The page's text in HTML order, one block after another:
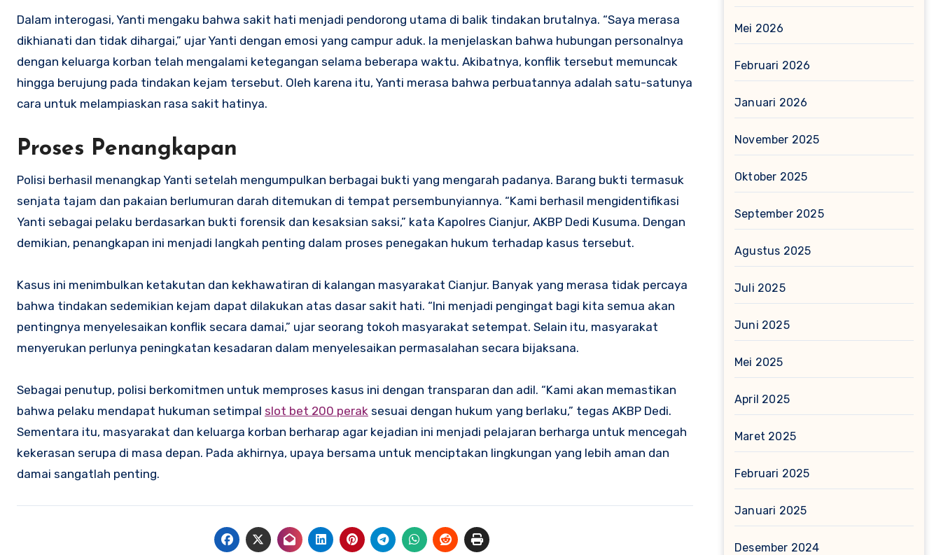
Dalam interogasi, Yanti mengaku bahwa sakit hati menjadi pendorong utama di balik tindakan brutalnya. “Saya merasa
dikhianati dan tidak dihargai,” ujar Yanti dengan emosi yang campur aduk. Ia menjelaskan bahwa hubungan personalnya
dengan keluarga korban telah mengalami ketegangan selama beberapa waktu. Akibatnya, konflik tersebut memuncak
hingga berujung pada tindakan kejam tersebut. Oleh karena itu, Yanti merasa bahwa perbuatannya adalah satu-satunya
cara untuk melampiaskan rasa sakit hatinya.
Proses Penangkapan
Polisi berhasil menangkap Yanti setelah mengumpulkan berbagai bukti yang mengarah padanya. Barang bukti termasuk
senjata tajam dan pakaian berlumuran darah ditemukan di tempat persembunyiannya. “Kami berhasil mengidentifikasi
Yanti sebagai pelaku berdasarkan bukti forensik dan kesaksian saksi,” kata Kapolres Cianjur, AKBP Dedi Kusuma. Dengan
demikian, penangkapan ini menjadi langkah penting dalam proses penegakan hukum terhadap kasus tersebut.
Kasus ini menimbulkan ketakutan dan kekhawatiran di kalangan masyarakat Cianjur. Banyak yang merasa tidak percaya
bahwa tindakan sedemikian kejam dapat dilakukan atas dasar sakit hati. “Ini menjadi pengingat bagi kita semua akan
pentingnya menyelesaikan konflik secara damai,” ujar seorang tokoh masyarakat setempat. Selain itu, masyarakat
menyerukan perlunya peningkatan kesadaran dalam menyelesaikan permasalahan secara bijaksana.
Sebagai penutup, polisi berkomitmen untuk memproses kasus ini dengan transparan dan adil. “Kami akan memastikan
bahwa pelaku mendapat hukuman setimpal slot bet 200 perak sesuai dengan hukum yang berlaku,” tegas AKBP Dedi.
Sementara itu, masyarakat dan keluarga korban berharap agar kejadian ini menjadi pelajaran berharga untuk mencegah
kekerasan serupa di masa depan. Pada akhirnya, upaya bersama untuk menciptakan lingkungan yang lebih aman dan
damai sangatlah penting.
Mei 2026
Februari 2026
Januari 2026
November 2025
Oktober 2025
September 2025
Agustus 2025
Juli 2025
Juni 2025
Mei 2025
April 2025
Maret 2025
Februari 2025
Januari 2025
Desember 2024